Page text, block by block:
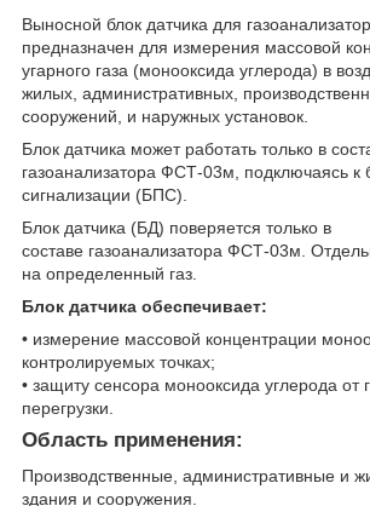
Выносной блок датчика для
предназначен для измерения массовой
угарного газа (монооксида углерода) в
жилых, административных,
сооружений, и наружных установок.
Блок датчика может работать только в
газоанализатора ФСТ-03м, подключаясь к
сигнализации (БПС).
Блок датчика (БД) поверяется только в
составе газоанализатора ФСТ-03м.
на определенный газ.
Блок датчика обеспечивает:
• измерение массовой концентрации
контролируемых точках;
• защиту сенсора монооксида углерода от
перегрузки.
Область применения:
Производственные, административные и
здания и сооружения.